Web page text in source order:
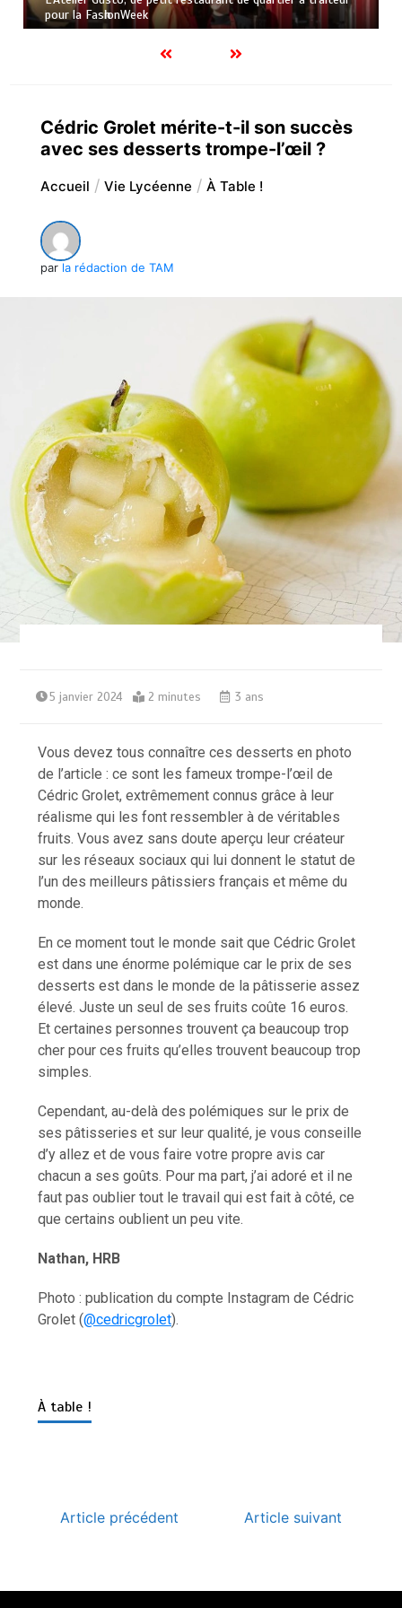
роur lа FаѕһіоnWееk
Cédric Grolet mérite-t-il son succès
avec ses desserts trompe-l’œil ?
Accueil Vie Lycéenne À Table !
par la rédaction de TAM
5 janvier 2024 2 minutes 3 ans
Vous devez tous connaître ces desserts en photo
de l’article : ce sont les fameux trompe-l’œil de
Cédric Grolet, extrêmement connus grâce à leur
réalisme qui les font ressembler à de véritables
fruits. Vous avez sans doute aperçu leur créateur
sur les réseaux sociaux qui lui donnent le statut de
l’un des meilleurs pâtissiers français et même du
monde.
En ce moment tout le monde sait que Cédric Grolet
est dans une énorme polémique car le prix de ses
desserts est dans le monde de la pâtisserie assez
élevé. Juste un seul de ses fruits coûte 16 euros.
Et certaines personnes trouvent ça beaucoup trop
cher pour ces fruits qu’elles trouvent beaucoup trop
simples.
Cependant, au-delà des polémiques sur le prix de
ses pâtisseries et sur leur qualité, je vous conseille
d’y allez et de vous faire votre propre avis car
chacun a ses goûts. Pour ma part, j’ai adoré et il ne
faut pas oublier tout le travail qui est fait à côté, ce
que certains oublient un peu vite.
Nathan, HRB
Photo : publication du compte Instagram de Cédric
Grolet (@cedricgrolet).
À table !
Article précédent Article suivant